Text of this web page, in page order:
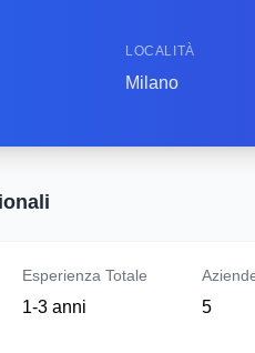
LOCALITÀ
Milano
Esperienza Totale
1-3 anni 5